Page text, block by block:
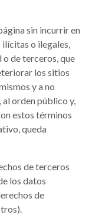
sin incurrir en
ilícitas o ilegales,
de terceros, que
los sitios
y a no
orden público y,
estos términos
queda
de terceros
los datos
de